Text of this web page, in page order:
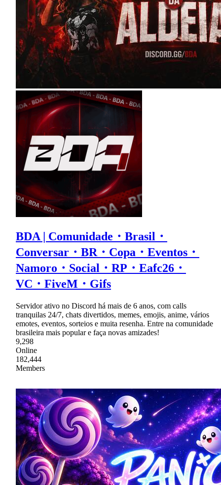
BDA | Comunidade・Brasil・
Conversar・BR・Copa・Eventos・
Namoro・Social・RP・Eafc26・
VC・FiveM・Gifs
Servidor ativo no Discord há mais de 6 anos, com calls
tranquilas 24/7, chats divertidos, memes, emojis, anime, vários
emotes, eventos, sorteios e muita resenha. Entre na comunidade
brasileira mais popular e faça novas amizades!
9,298
Online
182,444
Members